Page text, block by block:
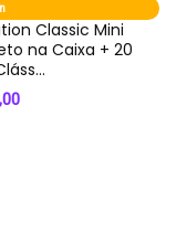
Classic Mini
na Caixa + 20